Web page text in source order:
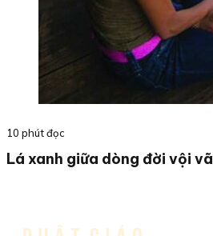
10 phút đọc
Lá xanh giữa dòng đời vội vã